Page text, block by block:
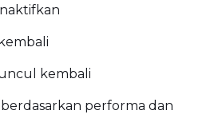
kembali
performa dan